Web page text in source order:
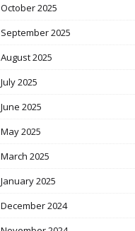
October 2025
September 2025
August 2025
July 2025
June 2025
May 2025
March 2025
January 2025
December 2024